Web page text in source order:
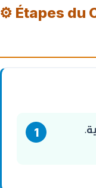
⚙️ Étapes du
1
.